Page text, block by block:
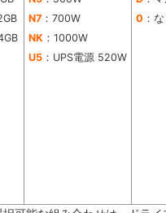
N7 ：700W 0 ：
NK ：1000W
U5 ：UPS電源 520W